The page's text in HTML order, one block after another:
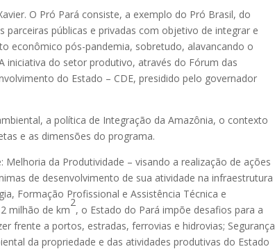
O Pró Pará consiste, a exemplo do Pró Brasil, do
públicas e privadas com objetivo de integrar e
econômico pós-pandemia, sobretudo, alavancando o
iniciativa do setor produtivo, através do Fórum das
do Estado – CDE, presidido pelo governador
a política de Integração da Amazônia, o contexto
e as dimensões do programa.
da Produtividade – visando a realização de ações
de desenvolvimento de sua atividade na infraestrutura
Formação Profissional e Assistência Técnica e
milhão de km
2
, o Estado do Pará impõe desafios para a
frente a portos, estradas, ferrovias e hidrovias; Segurança
da propriedade e das atividades produtivas do Estado